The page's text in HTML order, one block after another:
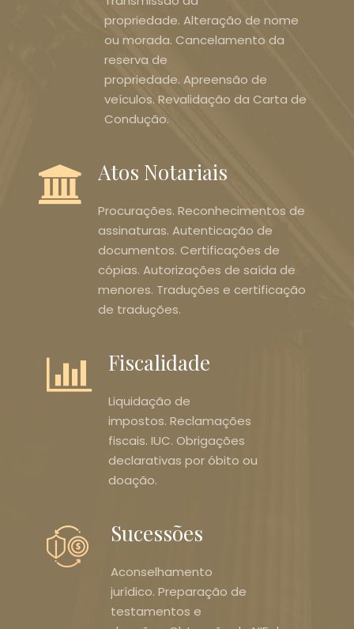
propriedade. Alteração de nome
ou morada. Cancelamento da
reserva de
propriedade. Apreensão de
veículos. Revalidação da Carta de
Condução.
Atos Notariais
Procurações. Reconhecimentos de
assinaturas. Autenticação de
documentos. Certificações de
cópias. Autorizações de saída de
menores. Traduções e certificação
de traduções.
Fiscalidade
Liquidação de
impostos. Reclamações
fiscais. IUC. Obrigações
declarativas por óbito ou
doação.
Sucessões
Aconselhamento
jurídico. Preparação de
testamentos e